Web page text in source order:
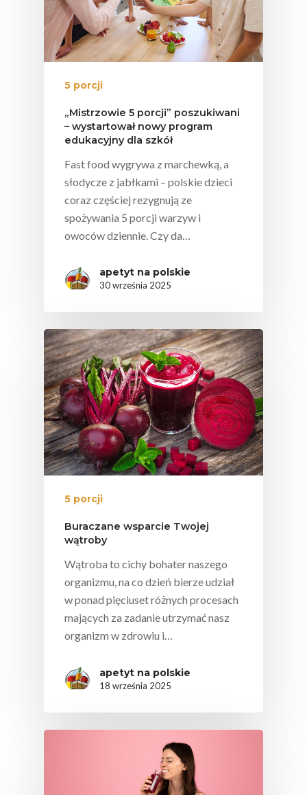
5 porcji
„Mistrzowie 5 porcji” poszukiwani
– wystartował nowy program
edukacyjny dla szkół
Fast food wygrywa z marchewką, a
słodycze z jabłkami – polskie dzieci
coraz częściej rezygnują ze
spożywania 5 porcji warzyw i
owoców dziennie. Czy da…
apetyt na polskie
30 września 2025
5 porcji
Buraczane wsparcie Twojej
wątroby
Wątroba to cichy bohater naszego
organizmu, na co dzień bierze udział
w ponad pięciuset różnych procesach
mających za zadanie utrzymać nasz
organizm w zdrowiu i…
apetyt na polskie
18 września 2025
Owoce
Kalendarz Warzyw I
Warzywne
Fakty O Sokach
Biodostępność
Efekt Metaboliczny
Poradnik
Zdrowia
Uroda
Współpraca Z
Przepisy
Edukacyjny
Projekty
Naturalnie, Że
MOC POLSKICH
# Wybieram
Jabłka
5 Porcji Warzyw,
Certyfikowany
Konsumpcji Warzyw
Owoców
Nutriscore Fakty
Nich Największa
Festiwal Młody
Ziemniak